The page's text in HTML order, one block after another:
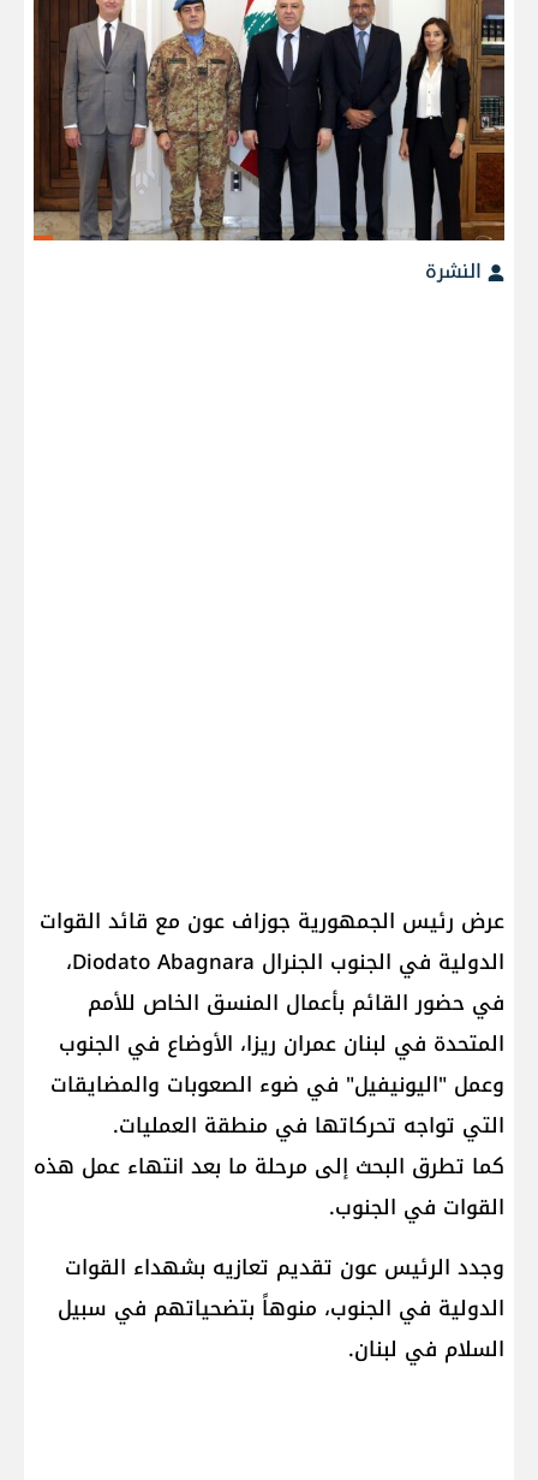
النشرة
عرض رئيس الجمهورية ​جوزاف عون​ مع قائد القوات
الدولية في الجنوب الجنرال ​Diodato Abagnara​،
في حضور القائم بأعمال المنسق الخاص للأمم
المتحدة في لبنان ​عمران ريزا​، الأوضاع في الجنوب
وعمل "اليونيفيل" في ضوء الصعوبات والمضايقات
التي تواجه تحركاتها في منطقة العمليات.
كما تطرق البحث إلى مرحلة ما بعد انتهاء عمل هذه
القوات في الجنوب.
وجدد الرئيس عون تقديم تعازيه بشهداء القوات
الدولية في الجنوب، منوهاً بتضحياتهم في سبيل
السلام في لبنان.